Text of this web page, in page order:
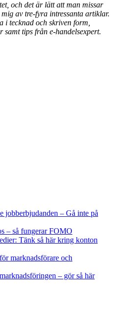
och det är lätt att man missar
av tre-fyra intressanta artiklar.
i tecknad och skriven form,
tips från e-handelsexpert.
jobberbjudanden – Gå inte på
– så fungerar FOMO
Tänk så här kring konton
marknadsförare och
– gör så här